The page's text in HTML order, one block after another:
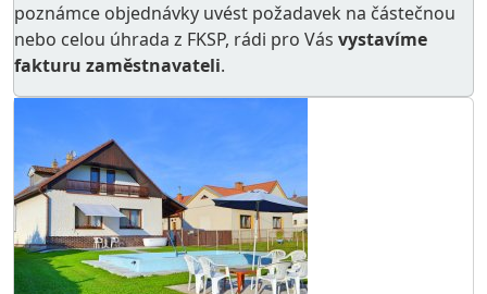
poznámce objednávky uvést požadavek na částečnou
nebo celou úhrada z FKSP, rádi pro Vás vystavíme
fakturu zaměstnavateli.